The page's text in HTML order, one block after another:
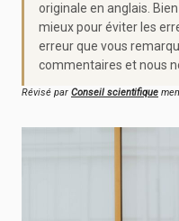
originale en anglais.
mieux pour éviter les
erreur que vous
commentaires et nous
Révisé par Conseil scientifique